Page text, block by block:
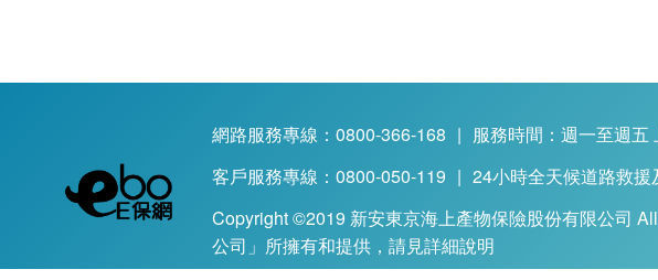
網路服務專線：0800-366-168 | 服務時間：週一至週五
客戶服務專線：0800-050-119 | 24小時全天候道路救援
Copyright ©2019 新安東京海上產物保險股份有限公司
公司」所擁有和提供，請見詳細說明